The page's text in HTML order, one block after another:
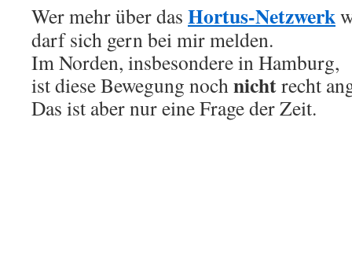
Wer mehr über das Hortus-Netzwerk
darf sich gern bei mir melden.
Im Norden, insbesondere in Hamburg,
ist diese Bewegung nochnichtrecht
Das ist aber nur eine Frage der Zeit.